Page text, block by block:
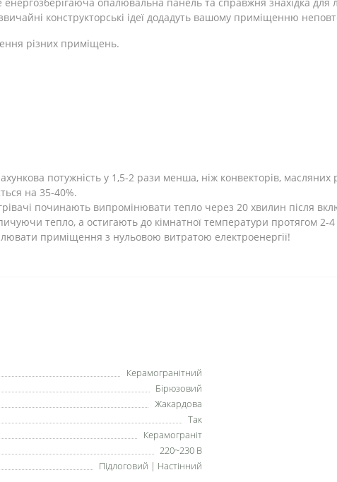
конструкторські ідеї додадуть вашому приміщенню
різних приміщень.
потужність у 1,5-2 рази менша, ніж конвекторів, масляних
на 35-40%.
починають випромінювати тепло через 20 хвилин після
тепло, а остигають до кімнатної температури протягом 2-
приміщення з нульовою витратою електроенергії!
Керамогранітний
Бірюзовий
Жакардова
Так
Керамограніт
220~230 В
Підлоговий | Настінний